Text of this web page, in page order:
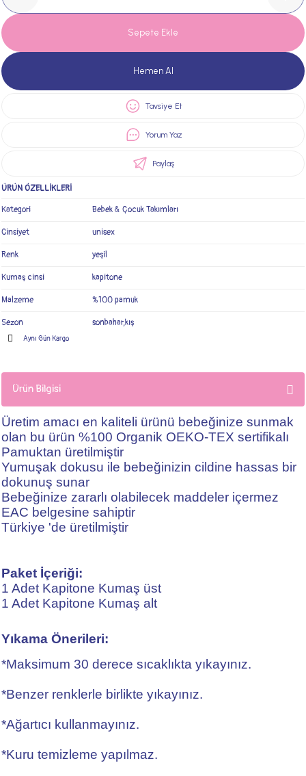
Sepete Ekle
Hemen Al
Tavsiye Et
Yorum Yaz
Paylaş
ÜRÜN ÖZELLİKLERİ
Kategori Bebek & Çocuk Takımları
Cinsiyet unisex
Renk yeşil
Kumaş cinsi kapitone
Malzeme %100 pamuk
Sezon sonbahar,kış
Aynı Gün Kargo
Ürün Bilgisi
Üretim amacı en kaliteli ürünü bebeğinize sunmak
olan bu ürün %100 Organik OEKO-TEX sertifikalı
Pamuktan üretilmiştir
Yumuşak dokusu ile bebeğinizin cildine hassas bir
dokunuş sunar
Bebeğinize zararlı olabilecek maddeler içermez
EAC belgesine sahiptir
Türkiye 'de üretilmiştir
Paket İçeriği:
1 Adet Kapitone Kumaş üst
1 Adet Kapitone Kumaş alt
Yıkama Önerileri:
*Maksimum 30 derece sıcaklıkta yıkayınız.
*Benzer renklerle birlikte yıkayınız.
*Ağartıcı kullanmayınız.
*Kuru temizleme yapılmaz.